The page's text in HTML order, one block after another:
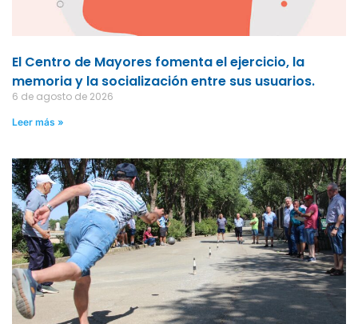
El Centro de Mayores fomenta el ejercicio, la
memoria y la socialización entre sus usuarios.
6 de agosto de 2026
Leer más »